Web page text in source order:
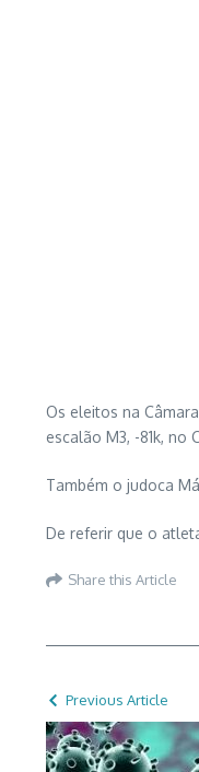
Os eleitos na
escalão M3, -81k, no
Também o judoca
De referir que o
Share this Article
Previous Article